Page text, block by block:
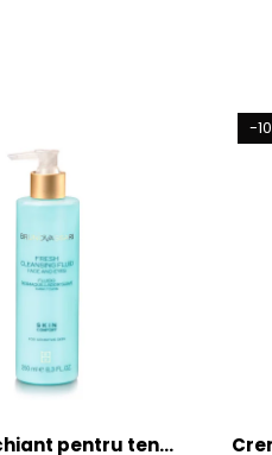
pentru ten
-